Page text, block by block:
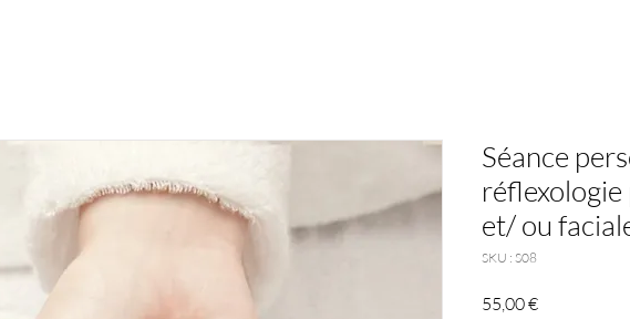
Séance
et/ ou
SKU : S08
55,00 €Prix